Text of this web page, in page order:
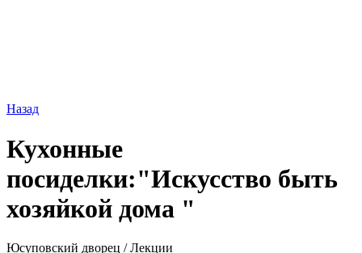
Назад
Кухонные
посиделки:"Искусство быть
хозяйкой дома "
Юсуповский дворец /Лекции